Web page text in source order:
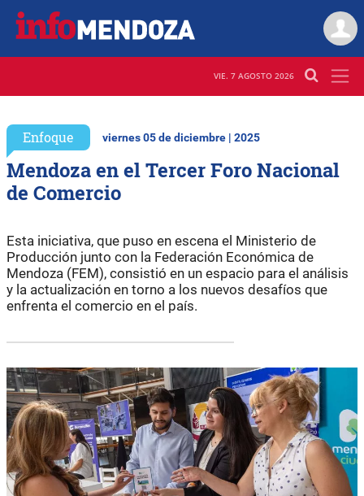
VIE. 7 AGOSTO 2026
Enfoque viernes 05 de diciembre | 2025
Mendoza en el Tercer Foro Nacional
de Comercio
Esta iniciativa, que puso en escena el Ministerio de
Producción junto con la Federación Económica de
Mendoza (FEM), consistió en un espacio para el análisis
y la actualización en torno a los nuevos desafíos que
enfrenta el comercio en el país.